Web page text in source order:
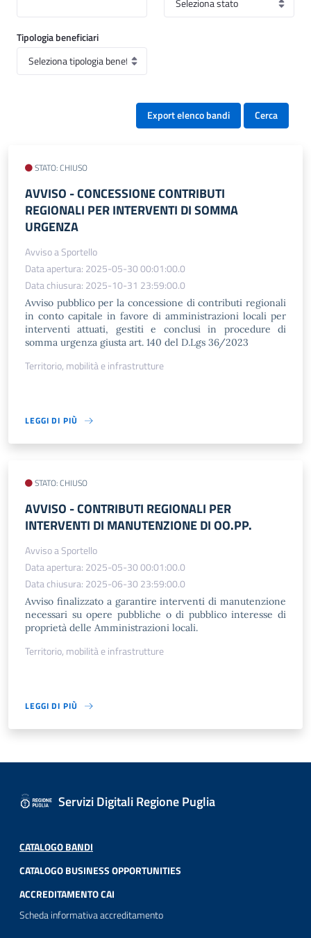
Tipologia beneficiari
Export elenco bandi Cerca
STATO: CHIUSO
AVVISO​ - CONCESSIONE CONTRIBUTI
REGIONALI PER INTERVENTI DI SOMMA
URGENZA
Avviso a Sportello
Data apertura: 2025-05-30 00:01:00.0
Data chiusura: 2025-10-31 23:59:00.0
Avviso pubblico per la concessione di contributi regionali
in conto capitale in favore di amministrazioni locali per
interventi attuati, gestiti e conclusi in procedure di
somma urgenza giusta art. 140 del D.Lgs 36/2023
Territorio, mobilità e infrastrutture
LEGGI DI PIÙ
STATO: CHIUSO
AVVISO - CONTRIBUTI REGIONALI PER
INTERVENTI DI MANUTENZIONE DI OO.PP.
Avviso a Sportello
Data apertura: 2025-05-30 00:01:00.0
Data chiusura: 2025-06-30 23:59:00.0
Avviso finalizzato a garantire interventi di manutenzione
necessari su opere pubbliche o di pubblico interesse di
proprietà delle Amministrazioni locali.
Territorio, mobilità e infrastrutture
LEGGI DI PIÙ
Servizi Digitali Regione Puglia
CATALOGO BANDI
CATALOGO BUSINESS OPPORTUNITIES
ACCREDITAMENTO CAI
Scheda informativa accreditamento